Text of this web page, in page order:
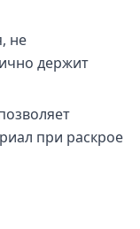
не
держит
при раскрое